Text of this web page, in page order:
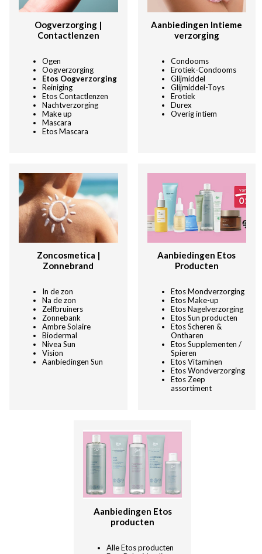
Oogverzorging |
Contactlenzen
Ogen
Oogverzorging
Etos Oogverzorging
Reiniging
Etos Contactlenzen
Nachtverzorging
Make up
Mascara
Etos Mascara
Aanbiedingen Intieme
verzorging
Condooms
Erotiek-Condooms
Glijmiddel
Glijmiddel-Toys
Erotiek
Durex
Overig intiem
Zoncosmetica |
Zonnebrand
In de zon
Na de zon
Zelfbruiners
Zonnebank
Ambre Solaire
Biodermal
Nivea Sun
Vision
Aanbiedingen Sun
Aanbiedingen Etos
Producten
Etos Mondverzorging
Etos Make-up
Etos Nagelverzorging
Etos Sun producten
Etos Scheren &
Ontharen
Etos Supplementen /
Spieren
Etos Vitaminen
Etos Wondverzorging
Etos Zeep
assortiment
Aanbiedingen Etos
producten
Alle Etos producten